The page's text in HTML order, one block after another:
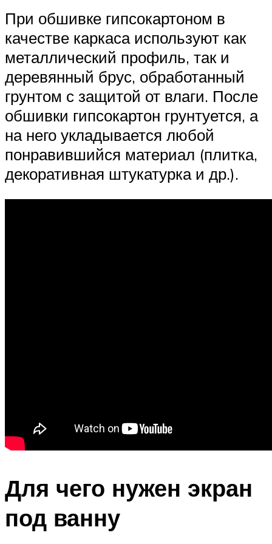
При обшивке гипсокартоном в
качестве каркаса используют как
металлический профиль, так и
деревянный брус, обработанный
грунтом с защитой от влаги. После
обшивки гипсокартон грунтуется, а
на него укладывается любой
понравившийся материал (плитка,
декоративная штукатурка и др.).
Для чего нужен экран
под ванну